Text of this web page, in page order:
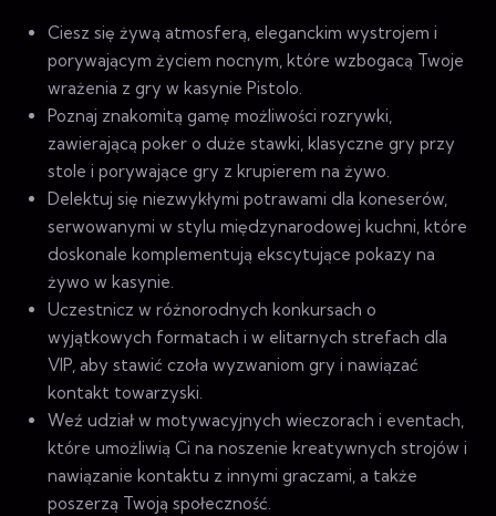
Ciesz się żywą atmosferą, eleganckim wystrojem i
porywającym życiem nocnym, które wzbogacą Twoje
wrażenia z gry w kasynie Pistolo.
Poznaj znakomitą gamę możliwości rozrywki,
zawierającą poker o duże stawki, klasyczne gry przy
stole i porywające gry z krupierem na żywo.
Delektuj się niezwykłymi potrawami dla koneserów,
serwowanymi w stylu międzynarodowej kuchni, które
doskonale komplementują ekscytujące pokazy na
żywo w kasynie.
Uczestnicz w różnorodnych konkursach o
wyjątkowych formatach i w elitarnych strefach dla
VIP, aby stawić czoła wyzwaniom gry i nawiązać
kontakt towarzyski.
Weź udział w motywacyjnych wieczorach i eventach,
które umożliwią Ci na noszenie kreatywnych strojów i
nawiązanie kontaktu z innymi graczami, a także
poszerzą Twoją społeczność.